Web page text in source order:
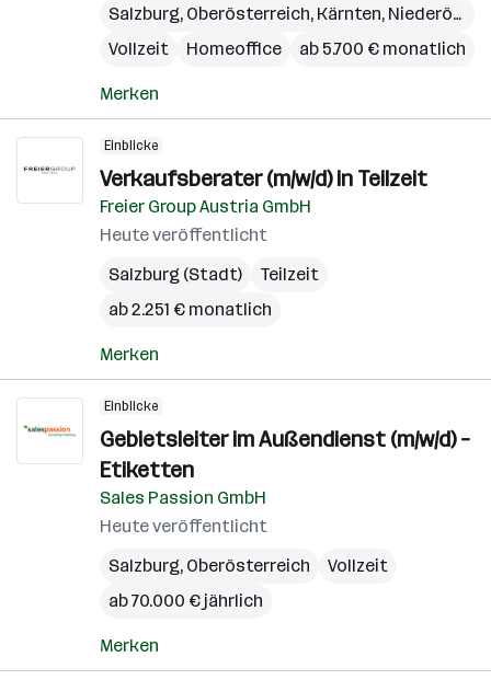
Salzburg, Oberösterreich, Kärnten, Niederösterreich
Vollzeit
Homeoffice ab 5.700 € monatlich
Merken
Einblicke
Verkaufsberater (m/w/d) in Teilzeit
Freier Group Austria GmbH
Heute veröffentlicht
Salzburg (Stadt)
Teilzeit
ab 2.251 € monatlich
Merken
Einblicke
Gebietsleiter im Außendienst (m/w/d) –
Etiketten
Sales Passion GmbH
Heute veröffentlicht
Salzburg, Oberösterreich
Vollzeit
ab 70.000 € jährlich
Merken